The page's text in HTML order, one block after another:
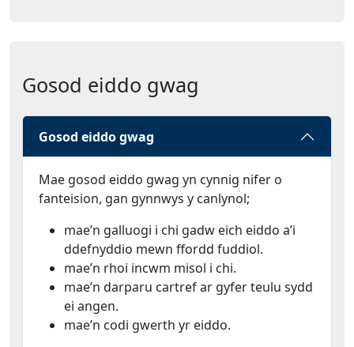
Gosod eiddo gwag
Gosod eiddo gwag
Mae gosod eiddo gwag yn cynnig nifer o
fanteision, gan gynnwys y canlynol;
mae’n galluogi i chi gadw eich eiddo a’i
ddefnyddio mewn ffordd fuddiol.
mae’n rhoi incwm misol i chi.
mae’n darparu cartref ar gyfer teulu sydd
ei angen.
mae’n codi gwerth yr eiddo.